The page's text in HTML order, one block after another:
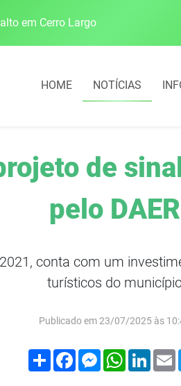
em Cerro Largo
HOME NOTÍCIAS
de
pelo DAER
conta com um
turísticos do
Publicado em 23/07/2025 às
Compartilhar
FacebookMessenger
WhatsApp